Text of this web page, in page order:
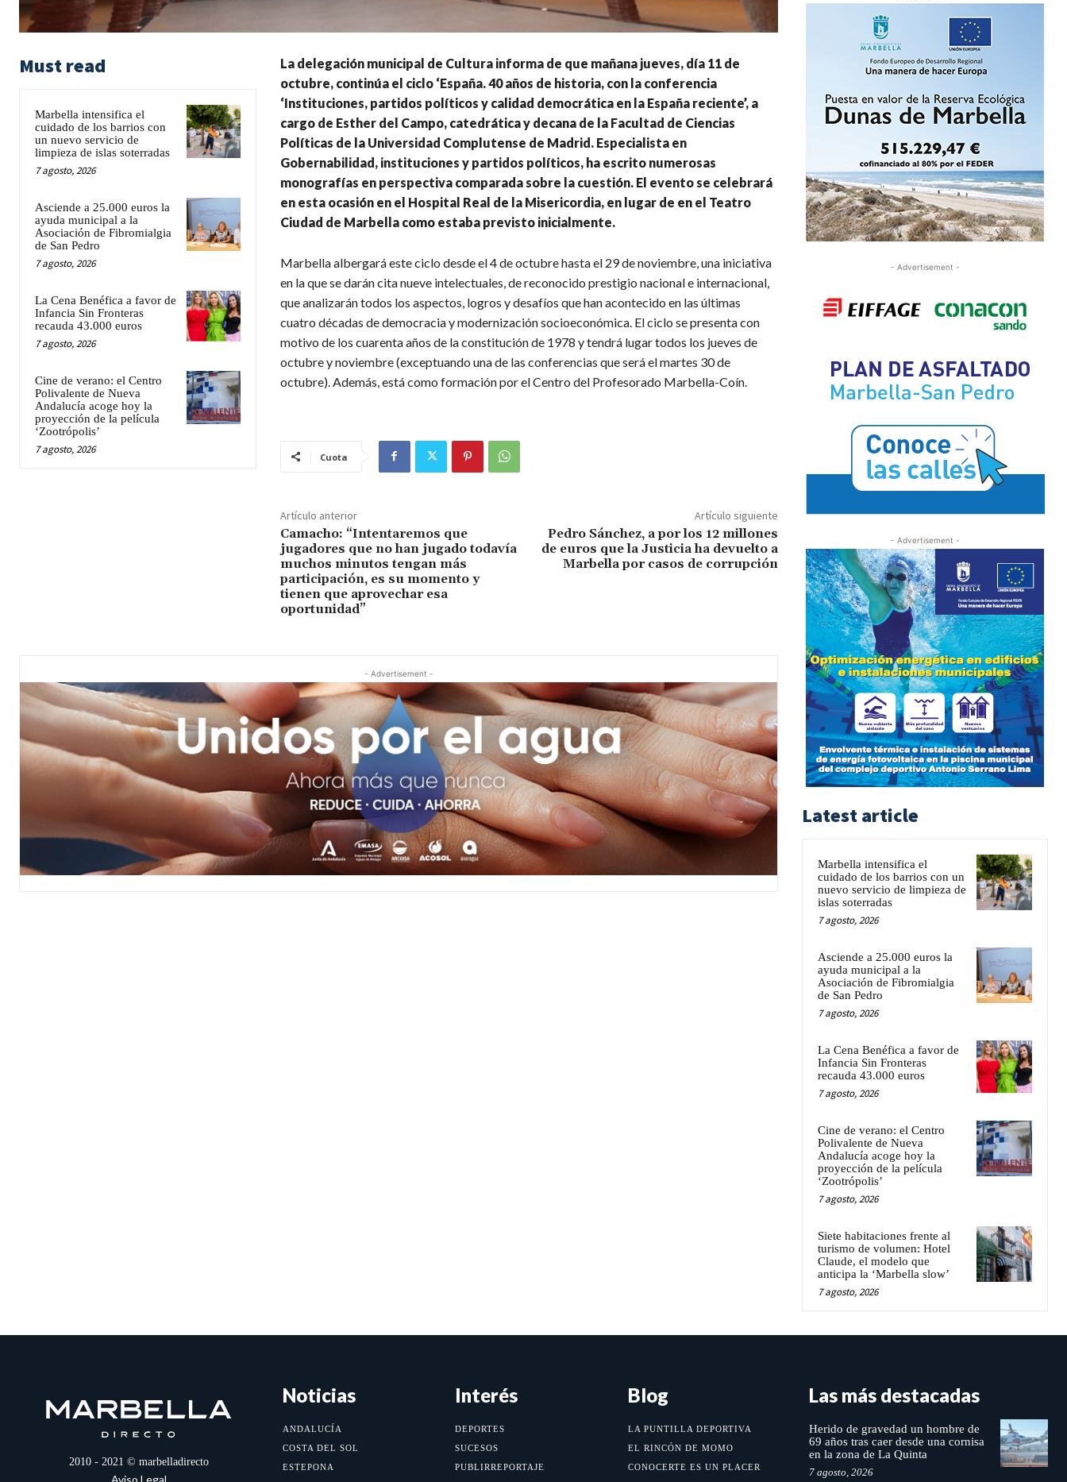
Must read
Marbella intensifica el
cuidado de los barrios con
un nuevo servicio de
limpieza de islas soterradas
7 agosto, 2026
Asciende a 25.000 euros la
ayuda municipal a la
Asociación de Fibromialgia
de San Pedro
7 agosto, 2026
La Cena Benéfica a favor de
Infancia Sin Fronteras
recauda 43.000 euros
7 agosto, 2026
Cine de verano: el Centro
Polivalente de Nueva
Andalucía acoge hoy la
proyección de la película
‘Zootrópolis’
7 agosto, 2026
La delegación municipal de Cultura informa de que mañana jueves, día 11 de
octubre, continúa el ciclo ‘España. 40 años de historia, con la conferencia
‘Instituciones, partidos políticos y calidad democrática en la España reciente’, a
cargo de Esther del Campo, catedrática y decana de la Facultad de Ciencias
Políticas de la Universidad Complutense de Madrid. Especialista en
Gobernabilidad, instituciones y partidos políticos, ha escrito numerosas
monografías en perspectiva comparada sobre la cuestión. El evento se celebrará
en esta ocasión en el Hospital Real de la Misericordia, en lugar de en el Teatro
Ciudad de Marbella como estaba previsto inicialmente.
Marbella albergará este ciclo desde el 4 de octubre hasta el 29 de noviembre, una iniciativa
en la que se darán cita nueve intelectuales, de reconocido prestigio nacional e internacional,
que analizarán todos los aspectos, logros y desafíos que han acontecido en las últimas
cuatro décadas de democracia y modernización socioeconómica. El ciclo se presenta con
motivo de los cuarenta años de la constitución de 1978 y tendrá lugar todos los jueves de
octubre y noviembre (exceptuando una de las conferencias que será el martes 30 de
octubre). Además, está como formación por el Centro del Profesorado Marbella-Coín.
Cuota
Artículo anterior
Camacho: “Intentaremos que
jugadores que no han jugado todavía
muchos minutos tengan más
participación, es su momento y
tienen que aprovechar esa
oportunidad”
Artículo siguiente
Pedro Sánchez, a por los 12 millones
de euros que la Justicia ha devuelto a
Marbella por casos de corrupción
- Advertisement -
- Advertisement -
- Advertisement -
Latest article
Marbella intensifica el
cuidado de los barrios con un
nuevo servicio de limpieza de
islas soterradas
7 agosto, 2026
Asciende a 25.000 euros la
ayuda municipal a la
Asociación de Fibromialgia
de San Pedro
7 agosto, 2026
La Cena Benéfica a favor de
Infancia Sin Fronteras
recauda 43.000 euros
7 agosto, 2026
Cine de verano: el Centro
Polivalente de Nueva
Andalucía acoge hoy la
proyección de la película
‘Zootrópolis’
7 agosto, 2026
Siete habitaciones frente al
turismo de volumen: Hotel
Claude, el modelo que
anticipa la ‘Marbella slow’
7 agosto, 2026
2010 - 2021 © marbelladirecto
Aviso Legal
Noticias
ANDALUCÍA
COSTA DEL SOL
ESTEPONA
Interés
DEPORTES
SUCESOS
PUBLIRREPORTAJE
Blog
LA PUNTILLA DEPORTIVA
EL RINCÓN DE MOMO
CONOCERTE ES UN PLACER
Las más destacadas
Herido de gravedad un hombre de
69 años tras caer desde una cornisa
en la zona de La Quinta
7 agosto, 2026